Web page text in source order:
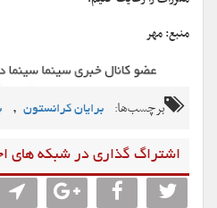
منبع: مهر
برچسب‌ها: برایان کرانستون ,
اشتراگ گذاری در شبکه های